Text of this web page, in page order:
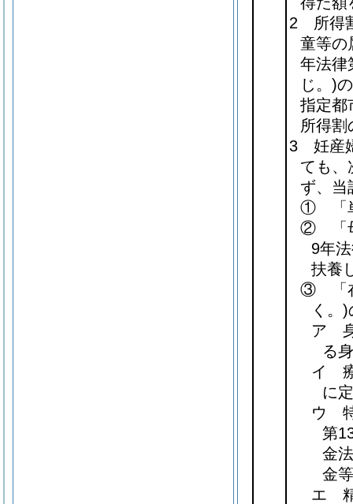
2 所得
童等の
年法律
じ。)
指定都
所得割
3 妊産
ても、
ず、当
① 「
② 「母
9年
扶養
③ 「
く。)
ア
る
イ
に
ウ
第
金法
金
エ 精